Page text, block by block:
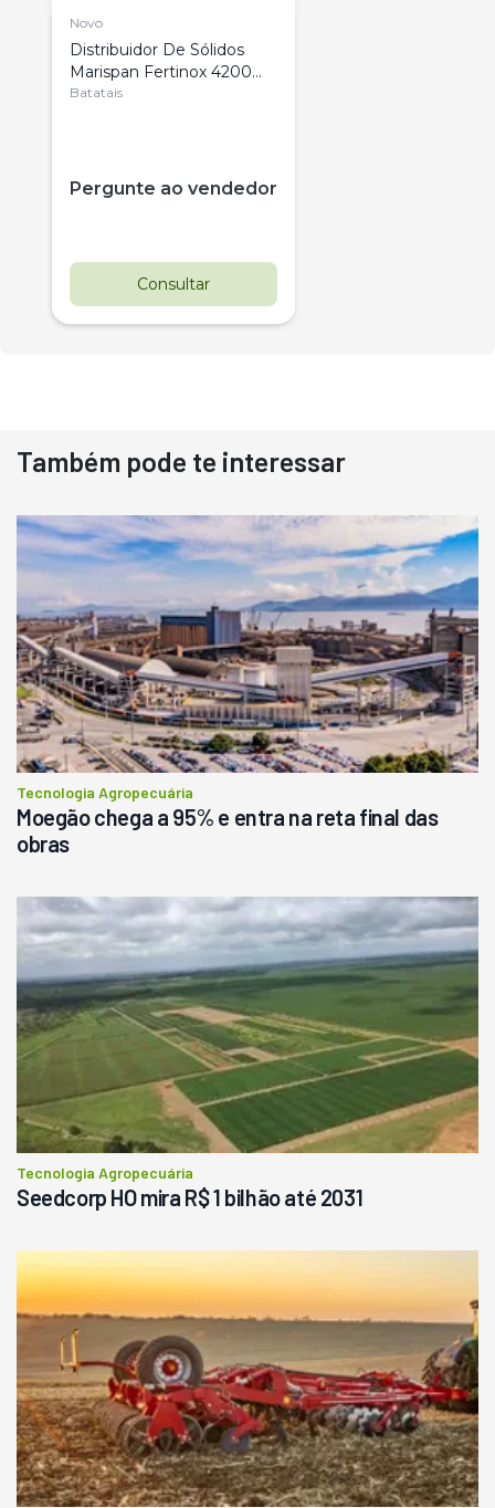
Novo
Distribuidor De Sólidos
Marispan Fertinox 4200
Citrus
Batatais
Pergunte ao vendedor
Consultar
Destaque
Usado
Pá Carregadeira Cat 966
Ano 1987
R$ 145.000
Consultar
Também pode te interessar
Tecnologia Agropecuária
Moegão chega a 95% e entra na reta final das
obras
Tecnologia Agropecuária
Seedcorp HO mira R$ 1 bilhão até 2031